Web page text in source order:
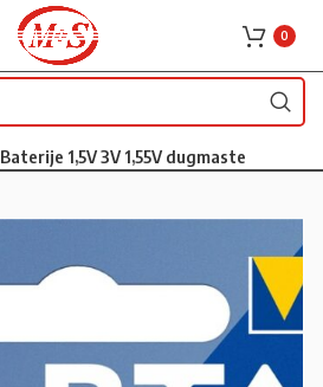
0
Baterije 1,5V 3V 1,55V dugmaste